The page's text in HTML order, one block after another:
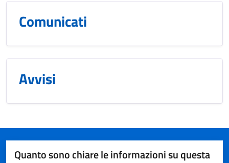
Comunicati
Avvisi
Quanto sono chiare le informazioni su questa